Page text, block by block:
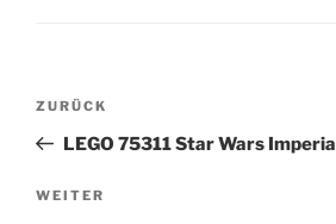
Beitragsnavigation
Vorheriger
Beitrag
ZURÜCK
LEGO 75311 Star Wars
Nächster
WEITER